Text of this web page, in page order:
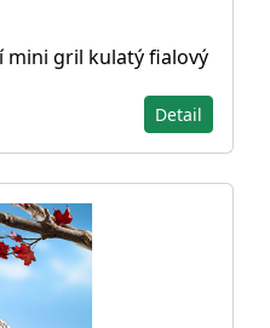
mini gril kulatý fialový
Detail